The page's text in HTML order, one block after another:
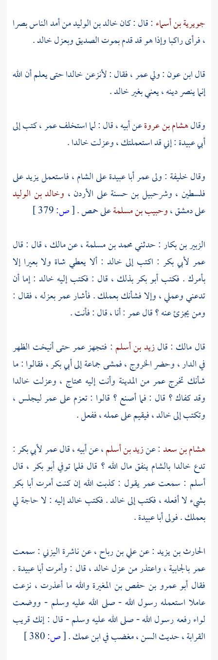
جويرية بن أسماء : قال : كانخالد بن الوليدمن أمد الناس بصرا
، فرأى راكبا وإذا هو قد قدم بموتالصديقوبعزلخالد.
قالابن عون: وليعمر، فقال : لأنزعنخالداحتى يعلم أن الله
إنما ينصر دينه ، يعني بغيرخالد.
وقالهشام بن عروةعن أبيه ، قال : لما استخلفعمر، كتب إلى
أبي عبيدة: إني قد استعملتك ، وعزلتخالدا.
وقالخليفة : ولىعمرأبا عبيدةعلىالشام، فاستعمليزيدعلى
فلسطين ، وشرحبيل بن حسنةعلى الأردن ، وخالد بن الوليد
علىدمشق،وحبيب بن مسلمةعلىحمص.
[ص:
الزبير بن بكار: حدثنيمحمد بن مسلمة، عنمالك، قال : قال
عمر لأبي بكر : اكتب إلى خالد : ألا يعطي شاة ولا بعيرا إلا
بأمرك . فكتبأبو بكربذلك ، قال : فكتب إليه خالد : إما أن
تدعني وعملي ، وإلا فشأنك بعملك . فأشارعمربعزله ، فقال :
ومن يجزئ عنه ؟ قالعمر: أنا ، قال : فأنت .
قالمالك : قالزيد بن أسلم : فتجهزعمرحتى أنيخت الظهر
في الدار ، وحضر الخروج ، فمشى جماعة إلىأبي بكر، فقالوا : ما
شأنك تخرجعمرمنالمدينة وأنت إليه محتاج ، وعزلت خالدا
وقد كفاك ؟ قال : فما أصنع ؟ قالوا : تعزم علىعمرليجلس ،
وتكتب إلىخالد، فيقيم على عمله ، ففعل .
هشام بن سعد: عنزيد بن أسلم، عن أبيه ، قالعمرلأبي بكر:
تدع خالدا بالشامينفق مال الله ؟ قال فلما توفيأبو بكر ، قال
أسلم : سمعتعمريقول : كذبت الله إن كنت أمرتأبا بكر
بشيء لا أفعله ، فكتب إلىخالد. فكتبخالدإليه : لا حاجة لي
بعملك . فولىأبا عبيدة.
الحارث بن يزيد: عنعلي بن رباح، عنناشرة اليزني: سمعت
عمربالجابية ، واعتذر من عزلخالد، قال : وأمرتأبا عبيدة .
فقال أبو عمرو بن حفص بن المغيرة والله ما أعذرت ، نزعت
عاملا استعمله رسول الله - صلى الله عليه وسلم - ووضعت
لواء رفعه رسول الله - صلى الله عليه وسلم - قال : إنك قريب
القرابة ، حديث السن ، مغضب في ابن عمك .[ص: